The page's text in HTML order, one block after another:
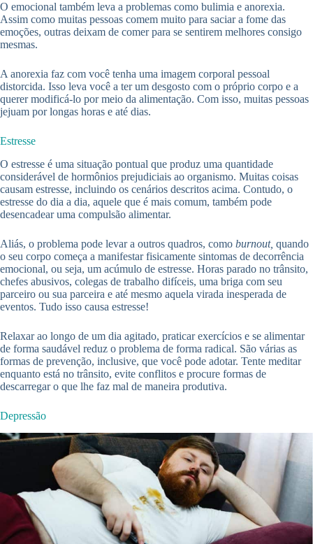
O emocional também leva a problemas como bulimia e anorexia.
Assim como muitas pessoas comem muito para saciar a fome das
emoções, outras deixam de comer para se sentirem melhores consigo
mesmas.
A anorexia faz com você tenha uma imagem corporal pessoal
distorcida. Isso leva você a ter um desgosto com o próprio corpo e a
querer modificá-lo por meio da alimentação. Com isso, muitas pessoas
jejuam por longas horas e até dias.
Estresse
O estresse é uma situação pontual que produz uma quantidade
considerável de hormônios prejudiciais ao organismo. Muitas coisas
causam estresse, incluindo os cenários descritos acima. Contudo, o
estresse do dia a dia, aquele que é mais comum, também pode
desencadear uma compulsão alimentar.
Aliás, o problema pode levar a outros quadros, como burnout, quando
o seu corpo começa a manifestar fisicamente sintomas de decorrência
emocional, ou seja, um acúmulo de estresse. Horas parado no trânsito,
chefes abusivos, colegas de trabalho difíceis, uma briga com seu
parceiro ou sua parceira e até mesmo aquela virada inesperada de
eventos. Tudo isso causa estresse!
Relaxar ao longo de um dia agitado, praticar exercícios e se alimentar
de forma saudável reduz o problema de forma radical. São várias as
formas de prevenção, inclusive, que você pode adotar. Tente meditar
enquanto está no trânsito, evite conflitos e procure formas de
descarregar o que lhe faz mal de maneira produtiva.
Depressão